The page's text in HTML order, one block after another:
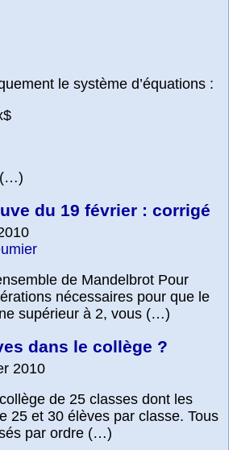
le système d’équations :
(…)
du 19 février : corrigé
de Mandelbrot Pour
nécessaires pour que le
supérieur à 2, vous (…)
dans le collège ?
2010
de 25 classes dont les
25 et 30 élèves par classe. Tous
par ordre (…)